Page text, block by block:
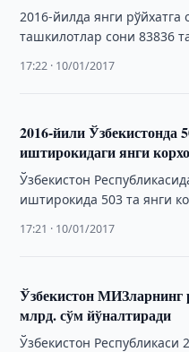
2016-йилда янги рўйхатга
ташкилотлар сони 83836
ташкилотларнинг …
17:22 · 10/01/2017
2016-йили Ўзбекистонда
иштирокидаги янги
Ўзбекистон
иштирокида 503 та янги
17:21 · 10/01/2017
Ўзбекистон
млрд. сўм йўналтиради
Ўзбекистон Республикаси